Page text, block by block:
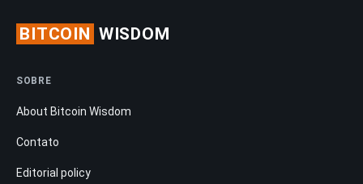
BITCOIN WISDOM
SOBRE
About Bitcoin Wisdom
Contato
Editorial policy